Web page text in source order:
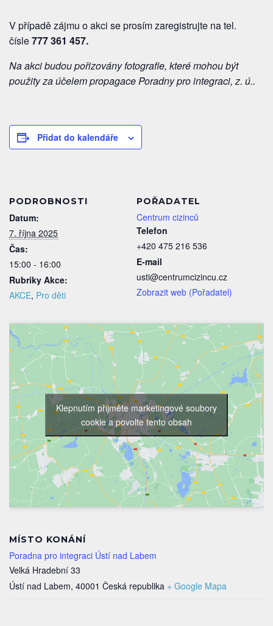
V případě zájmu o akci se prosím zaregistrujte na tel.
čísle777 361 457.
Na akci budou pořizovány fotografie, které mohou být
použity za účelem propagace Poradny pro integraci, z. ú..
Přidat do kalendáře
PODROBNOSTI
Datum:
7. října 2025
Čas:
15:00 - 16:00
Rubriky Akce:
AKCE, Pro děti
POŘADATEL
Centrum cizinců
Telefon
+420 475 216 536
E-mail
usti@centrumcizincu.cz
Zobrazit web (Pořadatel)
MÍSTO KONÁNÍ
Poradna pro integraci Ústí nad Labem
Velká Hradební 33
Ústí nad Labem, 40001 Česká republika + Google Mapa
Klepnutím přijměte marketingové soubory
cookie a povolte tento obsah